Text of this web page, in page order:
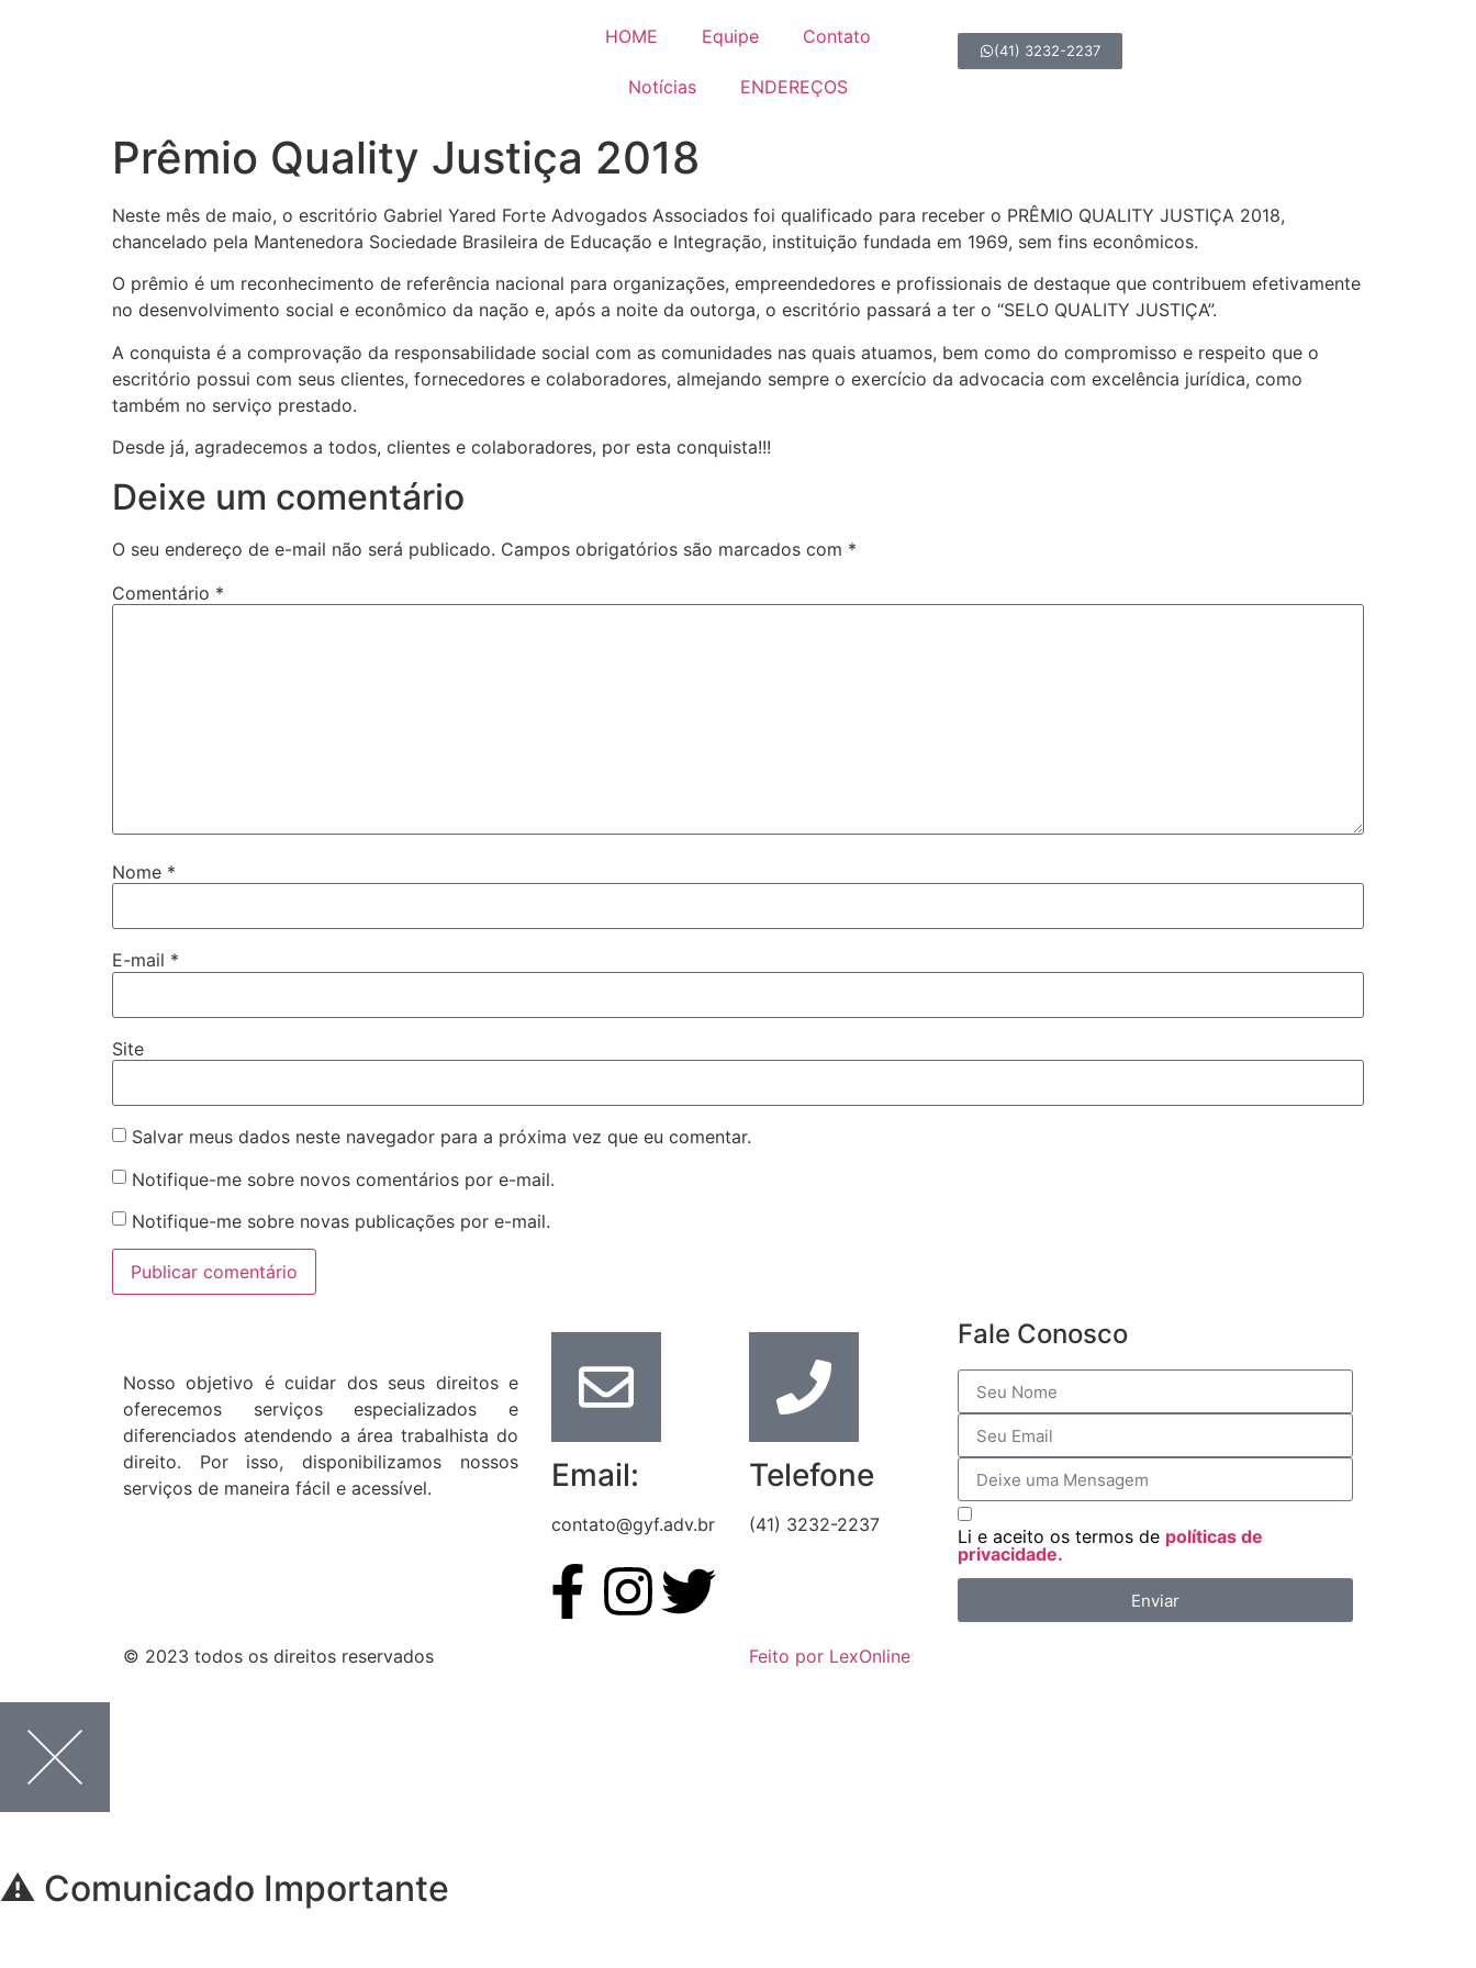
HOME Equipe Contato
Notícias ENDEREÇOS
(41) 3232-2237
Prêmio Quality Justiça 2018
Neste mês de maio, o escritório Gabriel Yared Forte Advogados Associados foi qualificado para receber o PRÊMIO QUALITY JUSTIÇA 2018,
chancelado pela Mantenedora Sociedade Brasileira de Educação e Integração, instituição fundada em 1969, sem fins econômicos.
O prêmio é um reconhecimento de referência nacional para organizações, empreendedores e profissionais de destaque que contribuem efetivamente
no desenvolvimento social e econômico da nação e, após a noite da outorga, o escritório passará a ter o “SELO QUALITY JUSTIÇA”.
A conquista é a comprovação da responsabilidade social com as comunidades nas quais atuamos, bem como do compromisso e respeito que o
escritório possui com seus clientes, fornecedores e colaboradores, almejando sempre o exercício da advocacia com excelência jurídica, como
também no serviço prestado.
Desde já, agradecemos a todos, clientes e colaboradores, por esta conquista!!!
Deixe um comentário
O seu endereço de e-mail não será publicado. Campos obrigatórios são marcados com *
Comentário *
Nome *
E-mail *
Site
Salvar meus dados neste navegador para a próxima vez que eu comentar.
Notifique-me sobre novos comentários por e-mail.
Notifique-me sobre novas publicações por e-mail.
Nosso objetivo é cuidar dos seus direitos e
oferecemos serviços especializados e
diferenciados atendendo a área trabalhista do
direito. Por isso, disponibilizamos nossos
serviços de maneira fácil e acessível.
Email:
contato@gyf.adv.br
Telefone
(41) 3232-2237
Fale Conosco
Li e aceito os termos de políticas de
privacidade.
Enviar
© 2023 todos os direitos reservados Feito por LexOnline
⚠️ Comunicado Importante